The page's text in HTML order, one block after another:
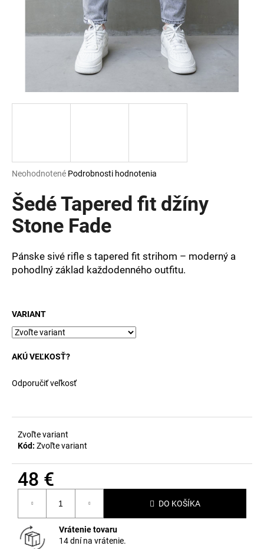
Priemerné
produktu
je
0,0
z
hviezdičiek.
Neohodnotené Podrobnosti hodnotenia
Šedé Tapered fit džíny
Stone Fade
Pánske sivé rifle s tapered fit strihom – moderný a
pohodlný základ každodenného outfitu.
VARIANT
AKÚ VEĽKOSŤ?
Odporučiť veľkosť
Zvoľte variant
Kód: Zvoľte variant
48 €
cena:
DO KOŠÍKA
Vrátenie tovaru
14 dní na vrátenie.
d
p
o
ú
č
a